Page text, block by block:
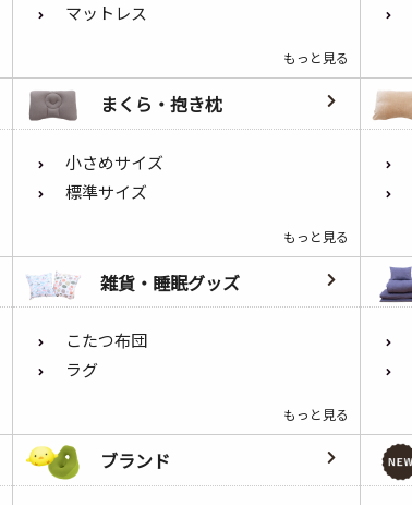
マットレス
もっと見る
まくら・抱き枕
小さめサイズ
標準サイズ
もっと見る
雑貨・睡眠グッズ
こたつ布団
ラグ
もっと見る
ブランド